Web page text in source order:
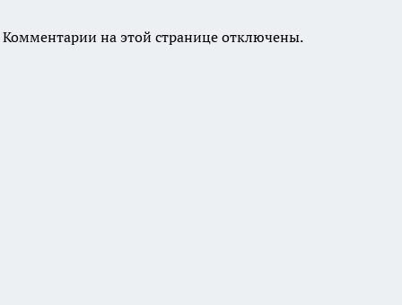
Комментарии на этой странице отключены.